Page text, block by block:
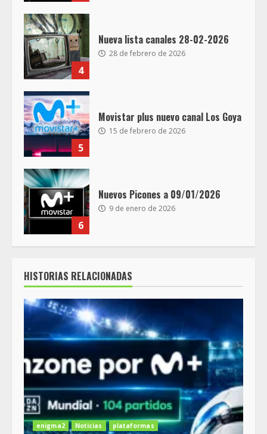
4
Nueva lista canales 28-02-2026
28 de febrero de 2026
5
Movistar plus nuevo canal Los Goya
15 de febrero de 2026
6
Nuevos Picones a 09/01/2026
9 de enero de 2026
HISTORIAS RELACIONADAS
enigma2 Noticias
plataformas